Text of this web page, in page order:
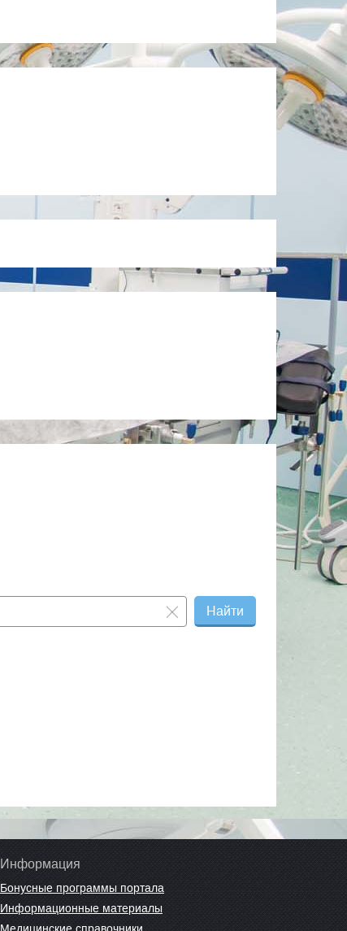
Найти
Информация
Бонусные программы портала
Информационные материалы